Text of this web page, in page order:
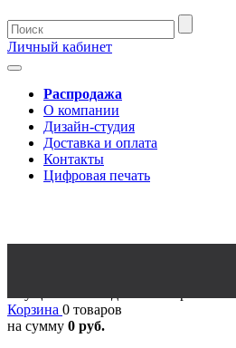
Личный кабинет
Распродажа
О компании
Дизайн-студия
Доставка и оплата
Контакты
Цифровая печать
Корзина 0 товаров
на сумму 0 руб.